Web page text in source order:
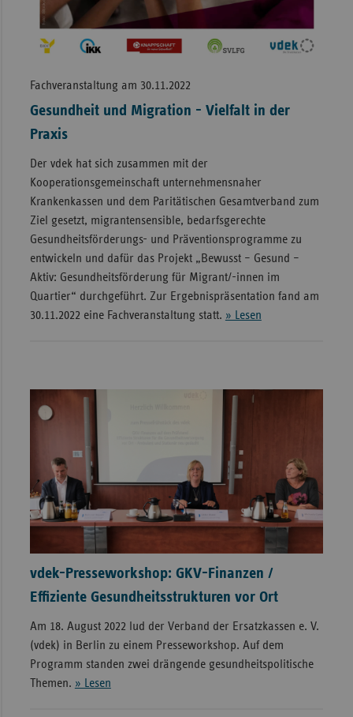
Fachveranstaltung am 30.11.2022
Gesundheit und Migration - Vielfalt in der
Praxis
Der vdek hat sich zusammen mit der
Kooperationsgemeinschaft unternehmensnaher
Krankenkassen und dem Paritätischen Gesamtverband zum
Ziel gesetzt, migrantensensible, bedarfsgerechte
Gesundheitsförderungs- und Präventionsprogramme zu
entwickeln und dafür das Projekt „Bewusst – Gesund –
Aktiv: Gesundheitsförderung für Migrant/-innen im
Quartier“ durchgeführt. Zur Ergebnispräsentation fand am
30.11.2022 eine Fachveranstaltung statt. » Lesen
vdek-Presseworkshop: GKV-Finanzen /
Effiziente Gesundheitsstrukturen vor Ort
Am 18. August 2022 lud der Verband der Ersatzkassen e. V.
(vdek) in Berlin zu einem Presseworkshop. Auf dem
Programm standen zwei drängende gesundheitspolitische
Themen. » Lesen